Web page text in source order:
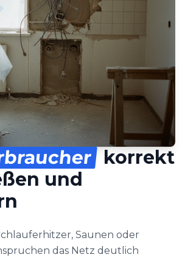
korrekt
und
Saunen oder
das Netz deutlich